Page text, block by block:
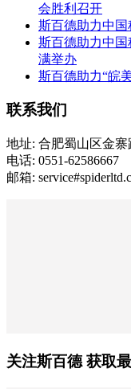
会胜利召开
斯百德助力中
斯百德助力中国
满举办
斯百德助力“皖
联系我们
地址: 合肥蜀山区金
电话: 0551-62586667
邮箱:
关注斯百德 获取